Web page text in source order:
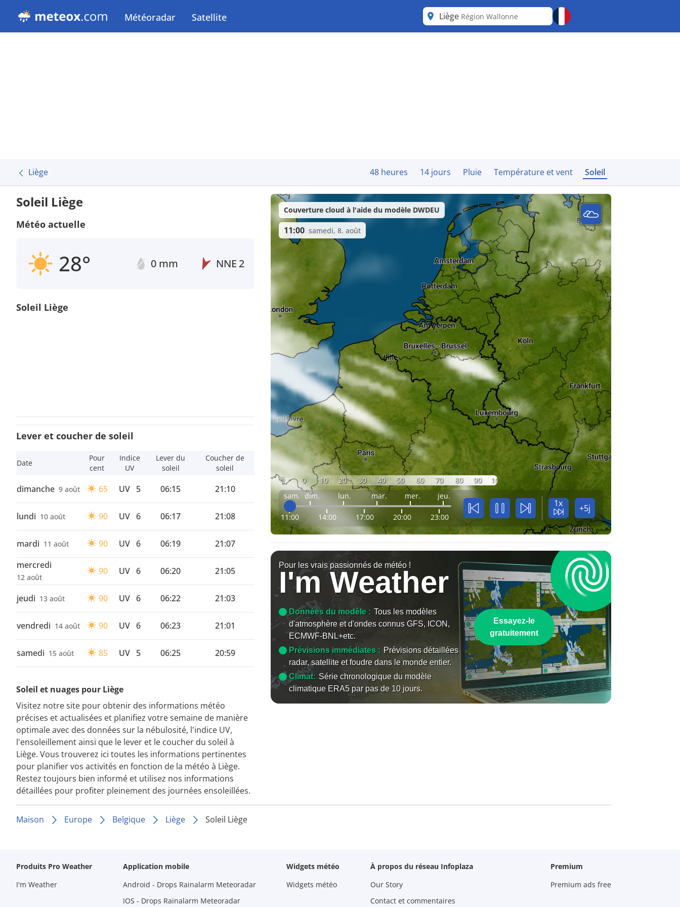
Météoradar Satellite Liège Région Wallonne
Liège 48 heures 14 jours Pluie Température et vent Soleil
Soleil Liège
Météo actuelle
28° 0 mm NNE 2
Soleil Liège
Lever et coucher de soleil
Date
Pour
cent
Indice
UV
Lever du
soleil
Coucher de
soleil
dimanche 9 août 65 UV 5 06:15 21:10
lundi 10 août 90 UV 6 06:17 21:08
mardi 11 août 90 UV 6 06:19
21:07
mercredi
12 août
90 UV 6 06:20 21:05
jeudi 13 août 90 UV 6 06:22 21:03
vendredi 14 août 90 UV 6 06:23 21:01
samedi 15 août 85 UV 5 06:25 20:59
Soleil et nuages pour Liège
Visitez notre site pour obtenir des informations météo
précises et actualisées et planifiez votre semaine de manière
optimale avec des données sur la nébulosité, l'indice UV,
l'ensoleillement ainsi que le lever et le coucher du soleil à
Liège. Vous trouverez ici toutes les informations pertinentes
pour planifier vos activités en fonction de la météo à Liège.
Restez toujours bien informé et utilisez nos informations
détaillées pour profiter pleinement des journées ensoleillées.
% 0 10 20 30 40 50 60 70 80 90
100
sam. dim. lun. mar. mer. jeu.
11:00 14:00 17:00 20:00 23:00
1x +5j
Couverture cloud à l'aide du modèle DWDEU
11:00 samedi, 8. août
Pour les vrais passionnés de météo !
I'm Weather
Données du modèle : Tous les modèles
d'atmosphère et d'ondes connus GFS, ICON,
ECMWF-BNL+etc.
Prévisions immédiates : Prévisions détaillées
radar, satellite et foudre dans le monde entier.
Climat: Série chronologique du modèle
climatique ERA5 par pas de 10 jours.
Essayez-le
gratuitement
Maison Europe Belgique Liège Soleil Liège
Produits Pro Weather
I'm Weather
Application mobile
Android - Drops Rainalarm Meteoradar
IOS - Drops Rainalarm Meteoradar
Widgets météo
Widgets météo
À propos du réseau Infoplaza
Our Story
Contact et commentaires
Premium
Premium ads free